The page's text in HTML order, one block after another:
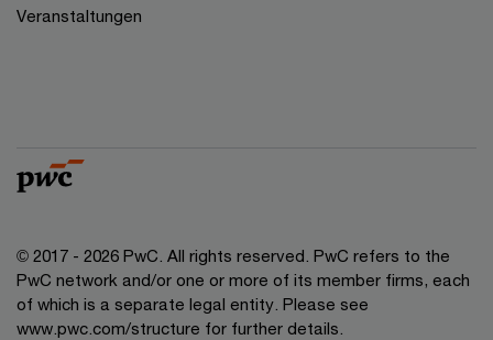
Veranstaltungen
© 2017 - 2026 PwC. All rights reserved. PwC refers to the
PwC network and/or one or more of its member firms, each
of which is a separate legal entity. Please see
www.pwc.com/structure for further details.